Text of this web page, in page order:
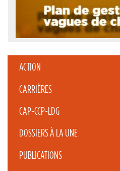
ACTION
CARRIÈRES
CAP-CCP-LDG
DOSSIERS À LA UNE
PUBLICATIONS